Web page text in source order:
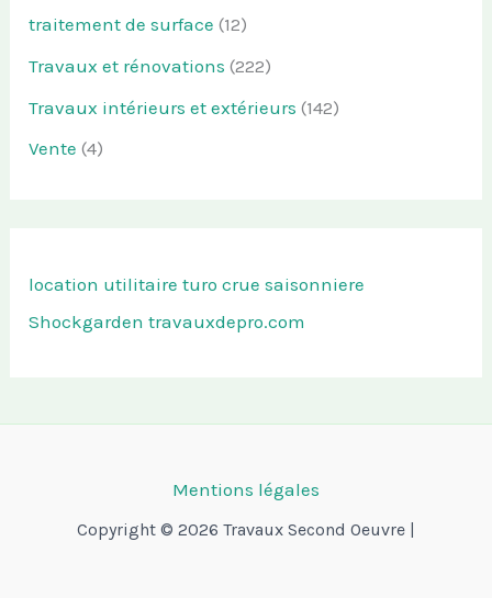
traitement de surface (12)
Travaux et rénovations (222)
Travaux intérieurs et extérieurs (142)
Vente (4)
location utilitaire turo crue saisonniere
Shockgarden travauxdepro.com
Mentions légales
Copyright © 2026 Travaux Second Oeuvre |